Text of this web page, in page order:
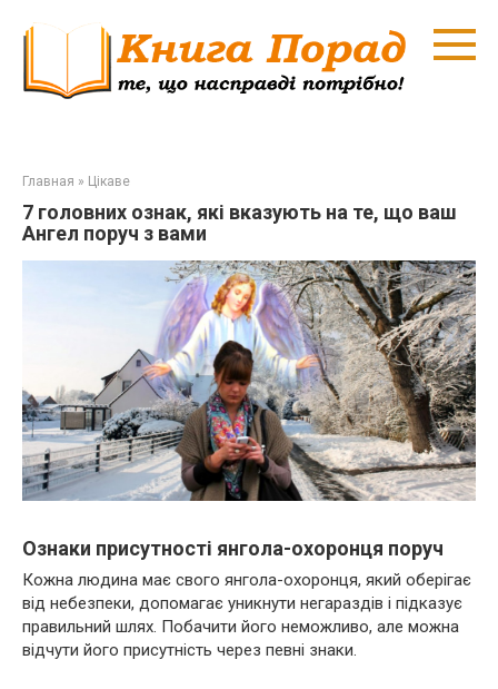
Главная » Цікаве
7 головних ознак, які вказують на те, що ваш
Ангел поруч з вами
Ознаки присутності янгола-охоронця поруч
Кожна людина має свого янгола-охоронця, який оберігає
від небезпеки, допомагає уникнути негараздів і підказує
правильний шлях. Побачити його неможливо, але можна
відчути його присутність через певні знаки.